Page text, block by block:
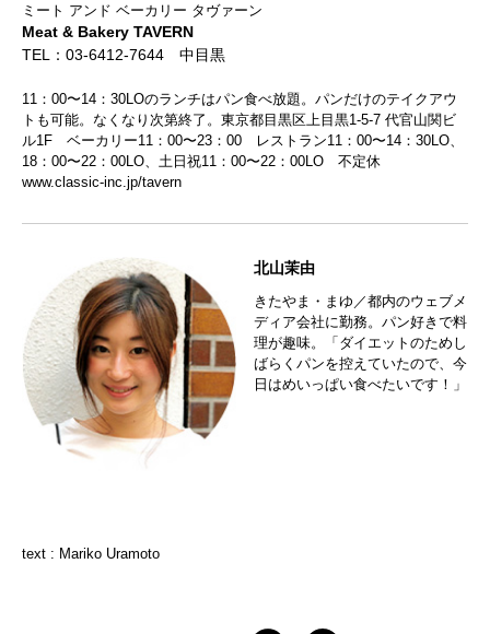
ミート アンド ベーカリー タヴァーン
Meat & Bakery TAVERN
TEL：03-6412-7644 中目黒
11：00〜14：30LOのランチはパン食べ放題。パンだけのテイクアウ
トも可能。なくなり次第終了。東京都目黒区上目黒1-5-7 代官山関ビ
ル1F ベーカリー11：00〜23：00 レストラン11：00〜14：30LO、
18：00〜22：00LO、土日祝11：00〜22：00LO 不定休
www.classic-inc.jp/tavern
北山茉由
きたやま・まゆ／都内のウェブメ
ディア会社に勤務。パン好きで料
理が趣味。「ダイエットのためし
ばらくパンを控えていたので、今
日はめいっぱい食べたいです！」
text : Mariko Uramoto